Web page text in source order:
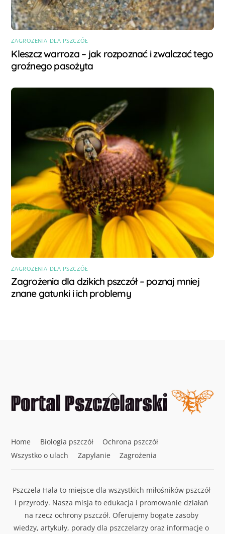
ZAGROŻENIA DLA PSZCZÓŁ
Kleszcz warroza – jak rozpoznać i zwalczać tego
groźnego pasożyta
ZAGROŻENIA DLA PSZCZÓŁ
Zagrożenia dla dzikich pszczół – poznaj mniej
znane gatunki i ich problemy
Back
To
Home Biologia pszczół
Ochrona pszczół
Wszystko o ulach
Zapylanie Zagrożenia
Pszczela Hala to miejsce dla wszystkich miłośników pszczół
i przyrody. Nasza misja to edukacja i promowanie działań
na rzecz ochrony pszczół. Oferujemy bogate zasoby
wiedzy, artykuły, porady dla pszczelarzy oraz informacje o